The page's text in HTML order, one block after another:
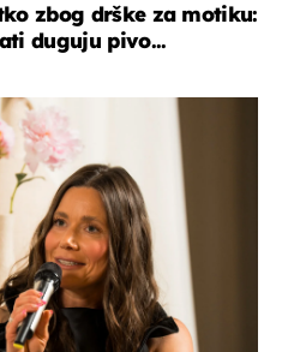
zbog drške za motiku:
duguju pivo...